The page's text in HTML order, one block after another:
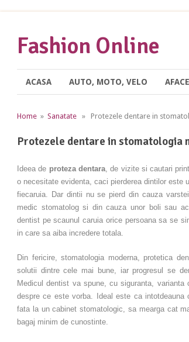
Fashion Online
ACASA AUTO, MOTO, VELO
Home » Sanatate » Protezele dentare in
Protezele dentare in stomatologia
Ideea de proteza dentara, de vizite si cautari
o necesitate evidenta, caci pierderea dintilor este
fiecaruia. Dar dintii nu se pierd din cauza
medic stomatolog si din cauza unor boli sau
dentist pe scaunul caruia orice persoana sa se
in care sa aiba incredere totala.
Din fericire, stomatologia moderna, protetica
solutii dintre cele mai bune, iar progresul se
Medicul dentist va spune, cu siguranta,
despre ce este vorba. Ideal este ca
fata la un cabinet stomatologic, sa mearga cat
bagaj minim de cunostinte.